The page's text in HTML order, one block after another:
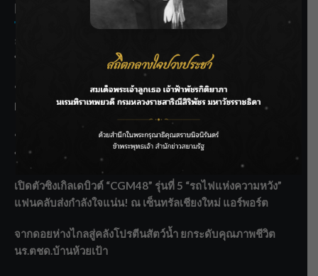
Recent Posts
ลุยไม่หยุด!! กรมชลฯ เร่งเคลียร์ผักตบชวา-ติดตั้งเครื่องสูบน้ำ
ทั่วไทย
“BILLKIN” สร้างความภาคภูมิใจ คว้ารางวัลใหญ่ Weibo
Malaysia พร้อมโชว์สุดประทับใจ
“สุริยะ” สั่งกรมชลฯ เฝ้าระวังน้ำ 24 ชม. รับมือฝนสิงหาคม
บริหารเชิงรุกลดเสี่ยงน้ำท่วม
เปิดตัวซิงเกิลเดบิวต์ “CGM48” รุ่นที่ 5 “รถไฟแห่งความหวัง”
แฟนคลับส่งกำลังใจแน่น! ณ เซ็นทรัลเชียงใหม่ แอร์พอร์ต
จากดอยห่างไกลสู่คลังโปรตีนสัตว์น้ำ ยกระดับคุณภาพชีวิต
นร.ตชด.บ้านห้วยเป้า